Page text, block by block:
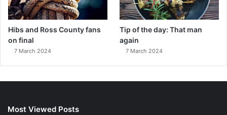
Hibs and Ross County fans
on final
7 March 2024
Tip of the day: That man
again
7 March 2024
Most Viewed Posts